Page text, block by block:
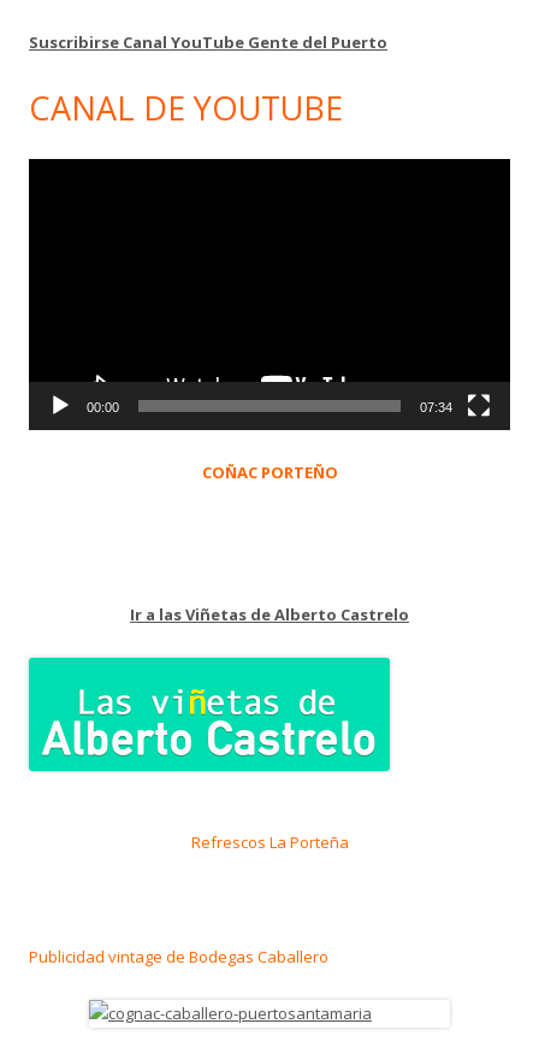
Suscribirse Canal YouTube Gente del Puerto
CANAL DE YOUTUBE
00:00 07:34
COÑAC PORTEÑO
Ir a las Viñetas de Alberto Castrelo
Refrescos La Porteña
Publicidad vintage de Bodegas Caballero